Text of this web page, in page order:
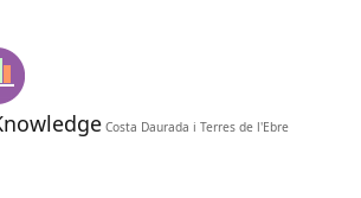
Costa Daurada i Terres de l'Ebre